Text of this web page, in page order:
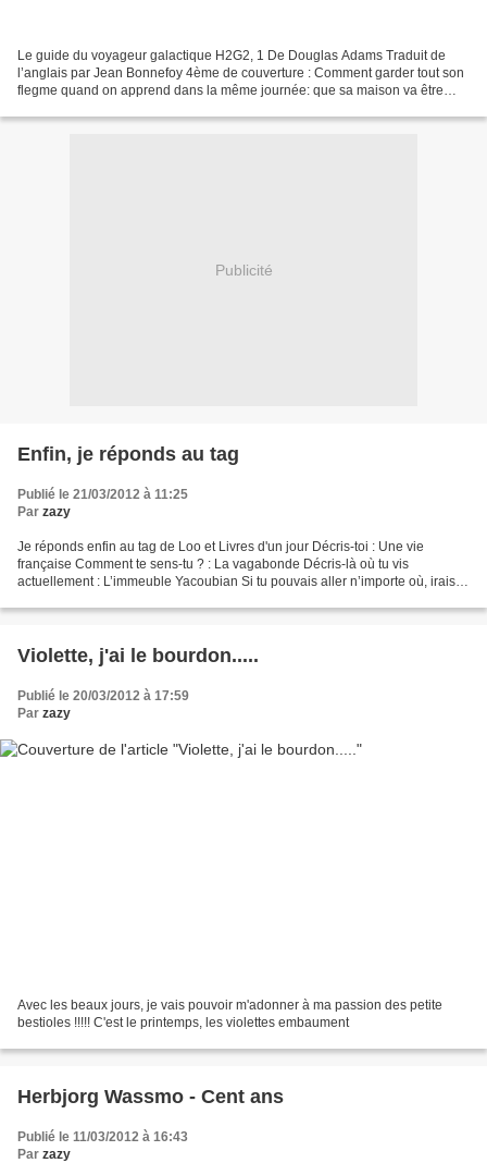
Le guide du voyageur galactique H2G2, 1 De Douglas Adams Traduit de
l’anglais par Jean Bonnefoy 4ème de couverture : Comment garder tout son
flegme quand on apprend dans la même journée: que sa maison va être
Publicité
Enfin, je réponds au tag
Publié le 21/03/2012 à 11:25
Par zazy
Je réponds enfin au tag de Loo et Livres d'un jour Décris-toi : Une vie
française Comment te sens-tu ? : La vagabonde Décris-là où tu vis
actuellement : L’immeuble Yacoubian Si tu pouvais aller n’importe où, irais-
Violette, j'ai le bourdon.....
Publié le 20/03/2012 à 17:59
Par zazy
Avec les beaux jours, je vais pouvoir m'adonner à ma passion des petite
bestioles !!!!! C'est le printemps, les violettes embaument
Herbjorg Wassmo - Cent ans
Publié le 11/03/2012 à 16:43
Par zazy